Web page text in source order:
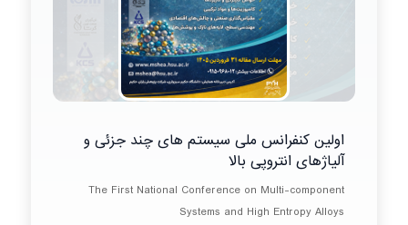
اولین کنفرانس ملی سیستم های چند جزئی و
آلیاژهای انتروپی بالا
The First National Conference on Multi-component
Systems and High Entropy Alloys